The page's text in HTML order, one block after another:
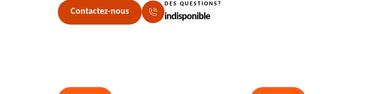
Contactez-nous
DES QUESTIONS?
indisponible